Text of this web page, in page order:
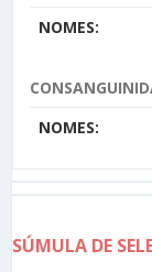
NOMES:
NOMES:
SÚMULA DE